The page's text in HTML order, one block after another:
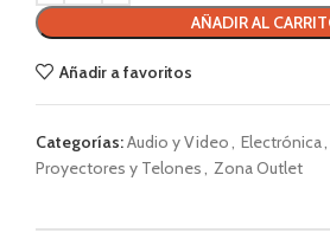
AÑADIR AL
Añadir a favoritos
Categorías:Audio y Video, Electrónica,
Proyectores y Telones, Zona Outlet